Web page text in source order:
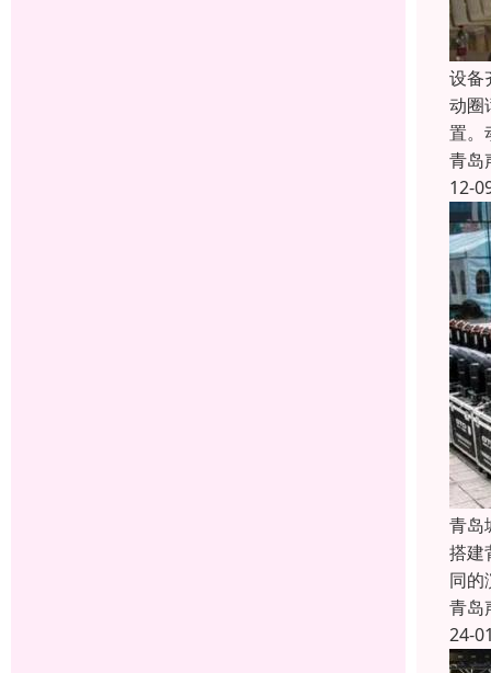
设备
动圈
置。
青岛
12-
青岛
搭建
同的
青岛
24-